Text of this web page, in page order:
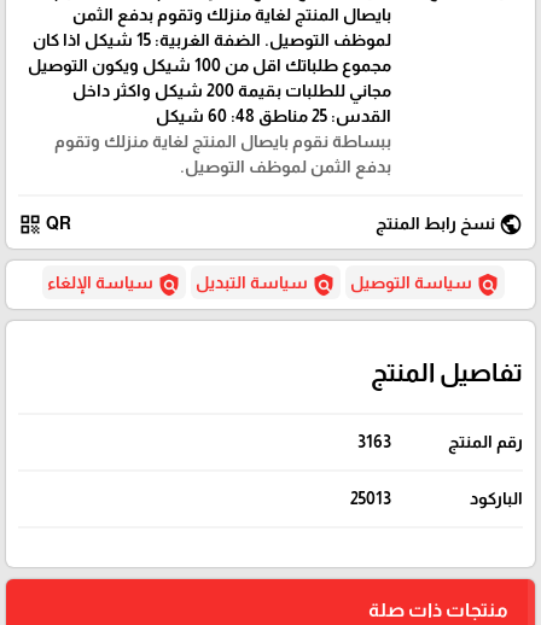
بايصال المنتج لغاية منزلك وتقوم بدفع الثمن
لموظف التوصيل. الضفة الغربية: 15 شيكل اذا كان
مجموع طلباتك اقل من 100 شيكل ويكون التوصيل
مجاني للطلبات بقيمة 200 شيكل واكثر داخل
القدس: 25 مناطق 48: 60 شيكل
ببساطة نقوم بايصال المنتج لغاية منزلك وتقوم
بدفع الثمن لموظف التوصيل.
public نسخ رابط المنتج QR
qr_code
policy سياسة التوصيل policy سياسة التبديل policy سياسة الإلغاء
تفاصيل المنتج
رقم المنتج 3163
الباركود 25013
منتجات ذات صلة